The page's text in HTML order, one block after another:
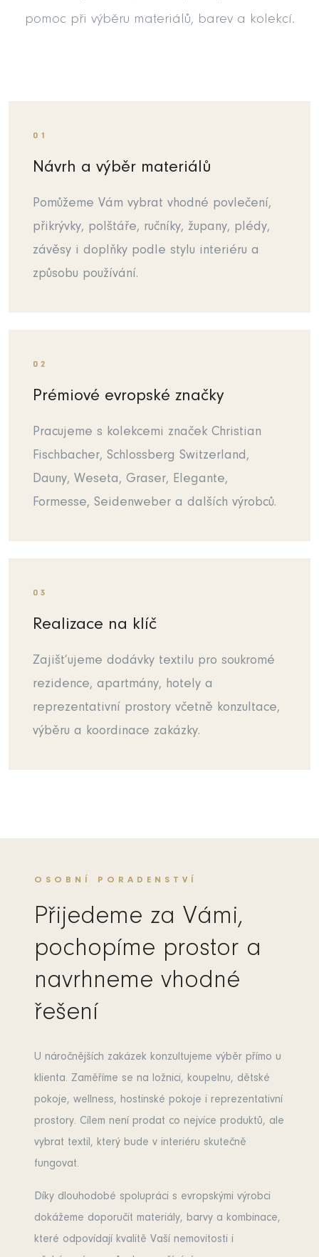
pomoc při výběru materiálů, barev a kolekcí.
01
Návrh a výběr materiálů
Pomůžeme Vám vybrat vhodné povlečení,
přikrývky, polštáře, ručníky, župany, plédy,
závěsy i doplňky podle stylu interiéru a
způsobu používání.
02
Prémiové evropské značky
Pracujeme s kolekcemi značek Christian
Fischbacher, Schlossberg Switzerland,
Dauny, Weseta, Graser, Elegante,
Formesse, Seidenweber a dalších výrobců.
03
Realizace na klíč
Zajišťujeme dodávky textilu pro soukromé
rezidence, apartmány, hotely a
reprezentativní prostory včetně konzultace,
výběru a koordinace zakázky.
OSOBNÍ PORADENSTVÍ
Přijedeme za Vámi,
pochopíme prostor a
navrhneme vhodné
řešení
U náročnějších zakázek konzultujeme výběr přímo u
klienta. Zaměříme se na ložnici, koupelnu, dětské
pokoje, wellness, hostinské pokoje i reprezentativní
prostory. Cílem není prodat co nejvíce produktů, ale
vybrat textil, který bude v interiéru skutečně
fungovat.
Díky dlouhodobé spolupráci s evropskými výrobci
dokážeme doporučit materiály, barvy a kombinace,
které odpovídají kvalitě Vaší nemovitosti i